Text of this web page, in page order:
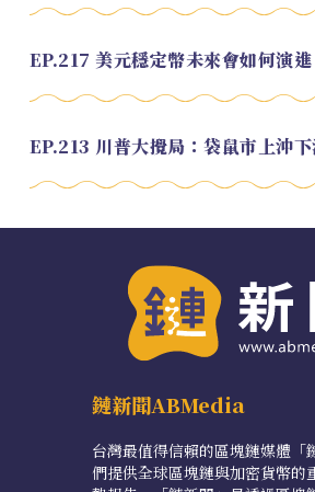
鏈新聞ABMedia
台灣最值得信賴的區塊鏈媒體「
們提供全球區塊鏈與加密貨幣的